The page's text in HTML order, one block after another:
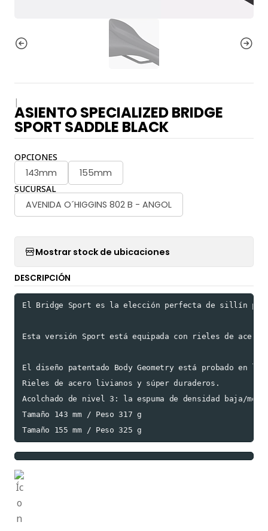
|
ASIENTO SPECIALIZED BRIDGE
SPORT SADDLE BLACK
OPCIONES
143mm 155mm
SUCURSAL
AVENIDA O´HIGGINS 802 B - ANGOL
Mostrar stock de ubicaciones
DESCRIPCIÓN
El Bridge Sport es la elección perfecta de sillín para
Esta versión Sport está equipada con rieles de acero
El diseño patentado Body Geometry está probado en
Rieles de acero livianos y súper duraderos.
Acolchado de nivel 3: la espuma de densidad baja/
Tamaño 143 mm / Peso 317 g
Tamaño 155 mm / Peso 325 g